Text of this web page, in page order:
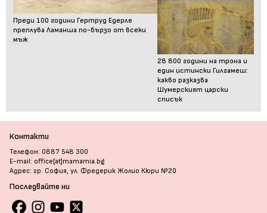
Преди 100 години Гертруд Едерле
преплува Ламанша по-бързо от всеки
мъж
28 800 години на трона и
един истински Гилгамеш:
какво разказва
Шумерският царски
списък
Контакти
Телефон: 0887 548 300
E-mail: office[at]mamamia.bg
Адрес: гр. София, ул. Фредерик Жолио Кюри №20
Последвайте ни